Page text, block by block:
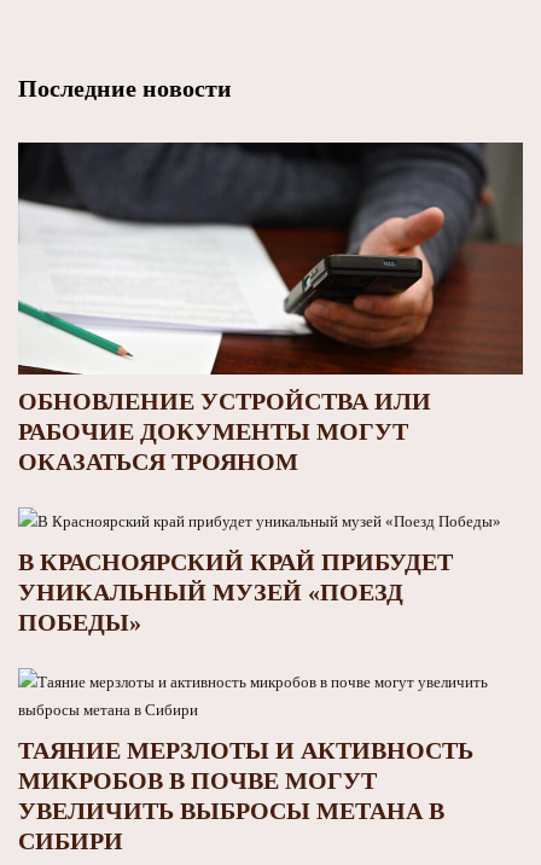
Последние новости
ОБНОВЛЕНИЕ УСТРОЙСТВА ИЛИ
РАБОЧИЕ ДОКУМЕНТЫ МОГУТ
ОКАЗАТЬСЯ ТРОЯНОМ
В КРАСНОЯРСКИЙ КРАЙ ПРИБУДЕТ
УНИКАЛЬНЫЙ МУЗЕЙ «ПОЕЗД
ПОБЕДЫ»
ТАЯНИЕ МЕРЗЛОТЫ И АКТИВНОСТЬ
МИКРОБОВ В ПОЧВЕ МОГУТ
УВЕЛИЧИТЬ ВЫБРОСЫ МЕТАНА В
СИБИРИ